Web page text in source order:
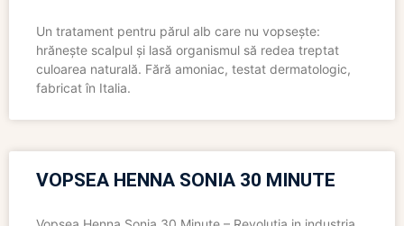
Un tratament pentru părul alb care nu vopsește:
hrănește scalpul și lasă organismul să redea treptat
culoarea naturală. Fără amoniac, testat dermatologic,
fabricat în Italia.
VOPSEA HENNA SONIA 30 MINUTE